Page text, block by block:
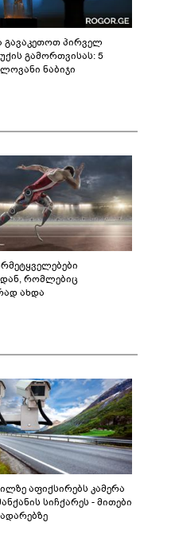
გავაკეთოთ პირველ
გამორთვისას: 5
ნაბიჯი
რომლებიც
ახდა
აფიქსირებს კამერა
სიჩქარეს - მითები